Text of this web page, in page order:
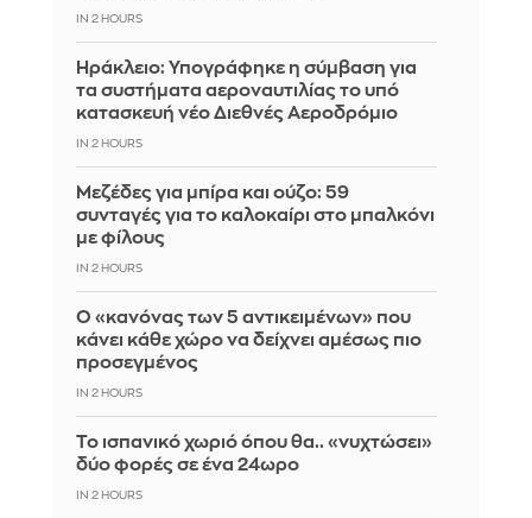
IN 2 HOURS
Ηράκλειο: Υπογράφηκε η σύμβαση για
τα συστήματα αεροναυτιλίας το υπό
κατασκευή νέο Διεθνές Αεροδρόμιο
IN 2 HOURS
Μεζέδες για μπίρα και ούζο: 59
συνταγές για το καλοκαίρι στο μπαλκόνι
με φίλους
IN 2 HOURS
Ο «κανόνας των 5 αντικειμένων» που
κάνει κάθε χώρο να δείχνει αμέσως πιο
προσεγμένος
IN 2 HOURS
Το ισπανικό χωριό όπου θα.. «νυχτώσει»
δύο φορές σε ένα 24ωρο
IN 2 HOURS